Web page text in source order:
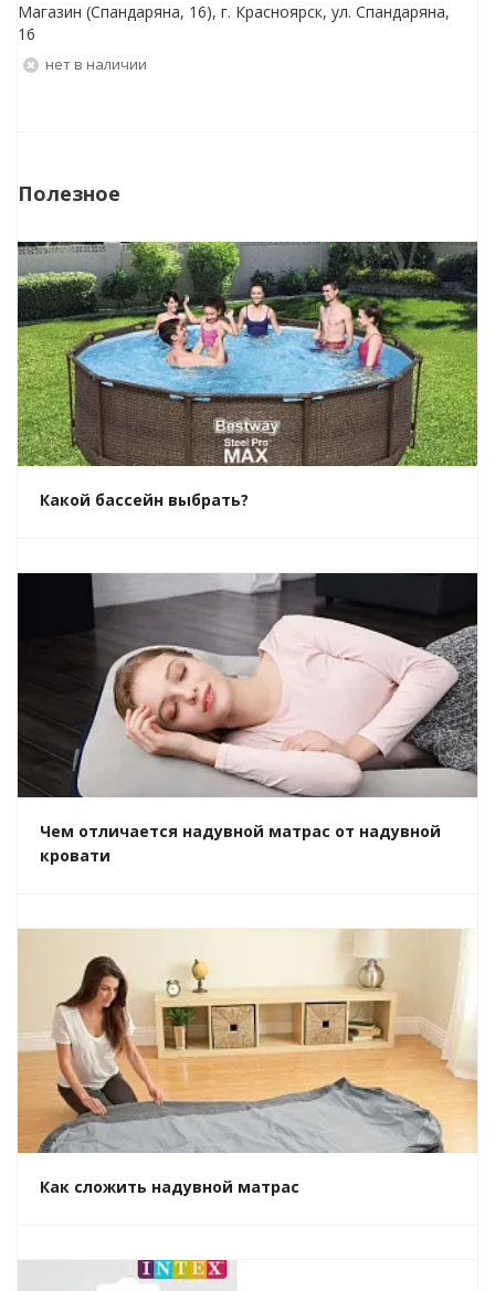
Магазин (Спандаряна, 16), г. Красноярск, ул. Спандаряна,
16
Нет в наличии
Полезное
Какой бассейн выбрать?
Чем отличается надувной матрас от надувной
кровати
Как сложить надувной матрас